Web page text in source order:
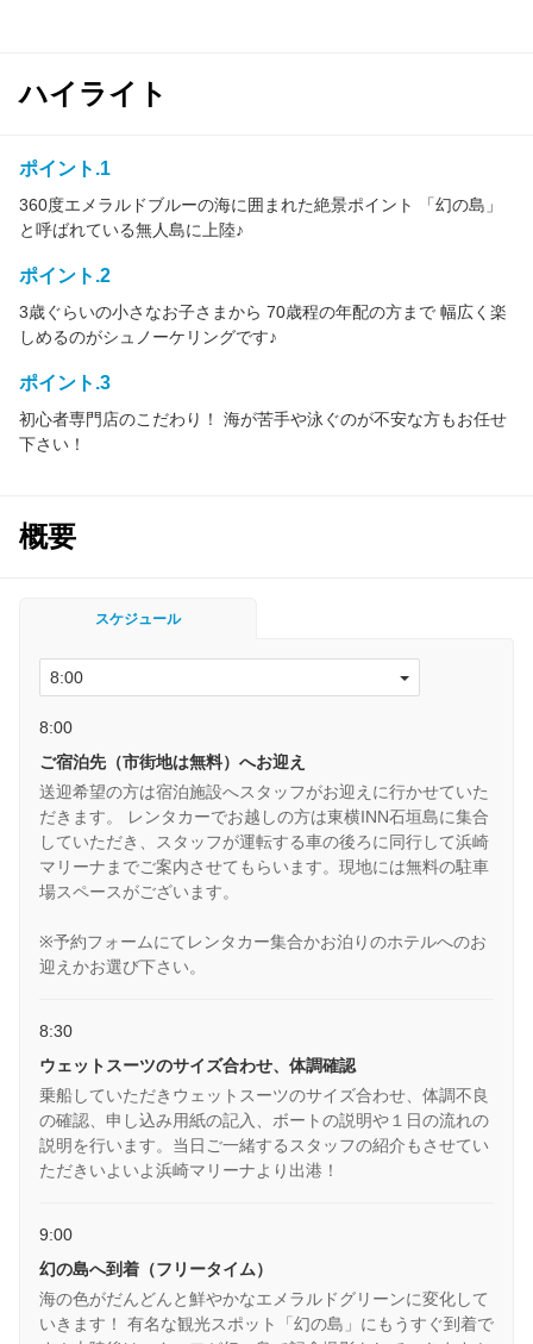
ハイライト
ポイント.1
360度エメラルドブルーの海に囲まれた絶景ポイント 「幻の島」
と呼ばれている無人島に上陸♪
ポイント.2
3歳ぐらいの小さなお子さまから 70歳程の年配の方まで 幅広く楽
しめるのがシュノーケリングです♪
ポイント.3
初心者専門店のこだわり！ 海が苦手や泳ぐのが不安な方もお任せ
下さい！
概要
スケジュール
8:00
ご宿泊先（市街地は無料）へお迎え
送迎希望の方は宿泊施設へスタッフがお迎えに行かせていた
だきます。 レンタカーでお越しの方は東横INN石垣島に集合
していただき、スタッフが運転する車の後ろに同行して浜崎
マリーナまでご案内させてもらいます。現地には無料の駐車
場スペースがございます。
※予約フォームにてレンタカー集合かお泊りのホテルへのお
迎えかお選び下さい。
8:30
ウェットスーツのサイズ合わせ、体調確認
乗船していただきウェットスーツのサイズ合わせ、体調不良
の確認、申し込み用紙の記入、ボートの説明や１日の流れの
説明を行います。当日ご一緒するスタッフの紹介もさせてい
ただきいよいよ浜崎マリーナより出港！
9:00
幻の島へ到着（フリータイム）
海の色がだんどんと鮮やかなエメラルドグリーンに変化して
いきます！ 有名な観光スポット「幻の島」にもうすぐ到着で